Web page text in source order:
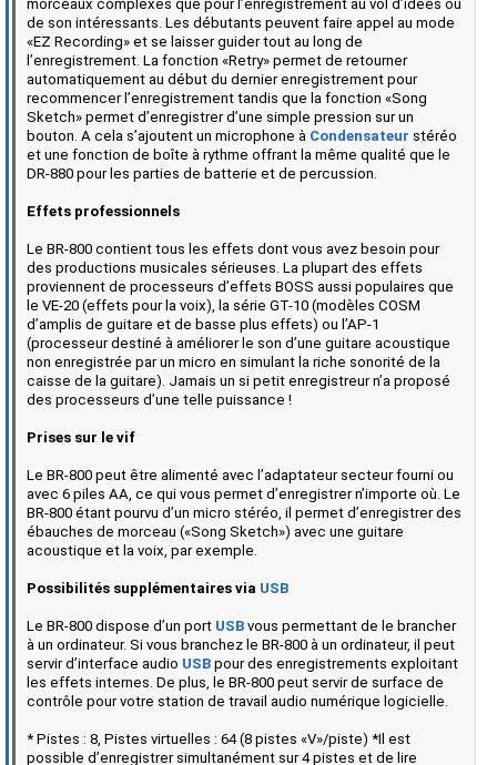
morceaux complexes que pour l’enregistrement au vol d’idées ou
de son intéressants. Les débutants peuvent faire appel au mode
«EZ Recording» et se laisser guider tout au long de
l’enregistrement. La fonction «Retry» permet de retourner
automatiquement au début du dernier enregistrement pour
recommencer l’enregistrement tandis que la fonction «Song
Sketch» permet d’enregistrer d’une simple pression sur un
bouton. A cela s’ajoutent un microphone à Condensateur stéréo
et une fonction de boîte à rythme offrant la même qualité que le
DR-880 pour les parties de batterie et de percussion.
Effets professionnels
Le BR-800 contient tous les effets dont vous avez besoin pour
des productions musicales sérieuses. La plupart des effets
proviennent de processeurs d’effets BOSS aussi populaires que
le VE-20 (effets pour la voix), la série GT-10 (modèles COSM
d’amplis de guitare et de basse plus effets) ou l’AP-1
(processeur destiné à améliorer le son d’une guitare acoustique
non enregistrée par un micro en simulant la riche sonorité de la
caisse de la guitare). Jamais un si petit enregistreur n’a proposé
des processeurs d’une telle puissance !
Prises sur le vif
Le BR-800 peut être alimenté avec l’adaptateur secteur fourni ou
avec 6 piles AA, ce qui vous permet d’enregistrer n’importe où. Le
BR-800 étant pourvu d’un micro stéréo, il permet d’enregistrer des
ébauches de morceau («Song Sketch») avec une guitare
acoustique et la voix, par exemple.
Possibilités supplémentaires via USB
Le BR-800 dispose d’un port USB vous permettant de le brancher
à un ordinateur. Si vous branchez le BR-800 à un ordinateur, il peut
servir d’interface audio USB pour des enregistrements exploitant
les effets internes. De plus, le BR-800 peut servir de surface de
contrôle pour votre station de travail audio numérique logicielle.
* Pistes : 8, Pistes virtuelles : 64 (8 pistes «V»/piste) *Il est
possible d’enregistrer simultanément sur 4 pistes et de lire